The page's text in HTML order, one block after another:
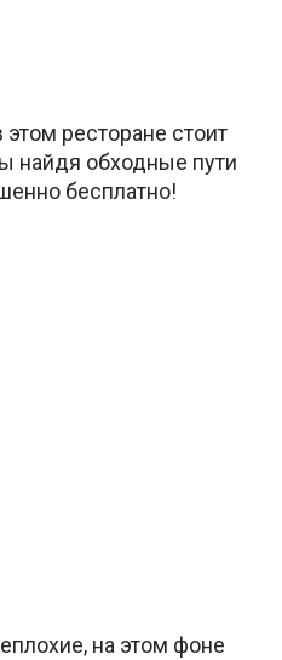
ресторане стоит
найдя обходные пути
бесплатно!
на этом фоне